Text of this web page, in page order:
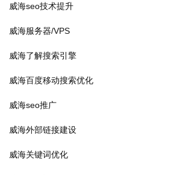
威海seo技术提升
威海服务器/VPS
威海了解搜索引擎
威海百度移动搜索优化
威海seo推广
威海外部链接建设
威海关键词优化